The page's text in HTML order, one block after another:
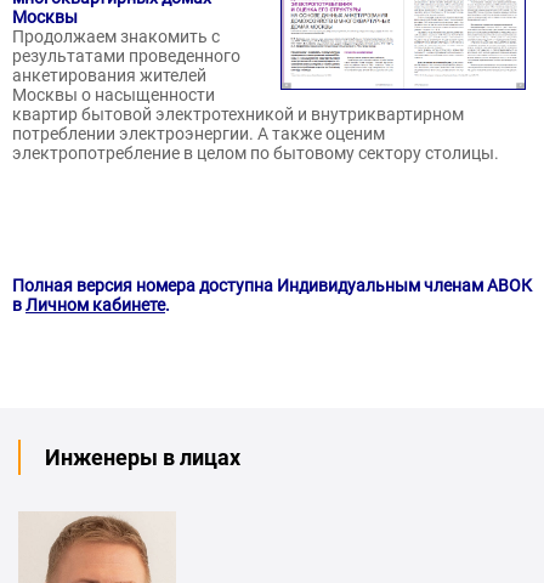
Москвы
Продолжаем знакомить с
результатами проведенного
анкетирования жителей
Москвы о насыщенности
квартир бытовой электротехникой и внутриквартирном
потреблении электроэнергии. А также оценим
электропотребление в целом по бытовому сектору столицы.
Полная версия номера доступна Индивидуальным членам АВОК
вЛичном кабинете.
Инженеры в лицах